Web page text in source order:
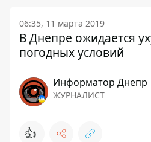
06:35, 11 марта 2019
В Днепре ожидается
погодных условий
Информатор Днепр
ЖУРНАЛИСТ
👍